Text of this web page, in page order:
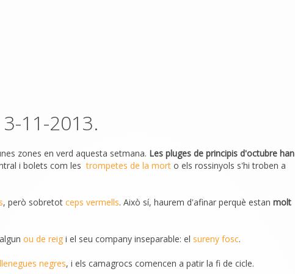
11-2013.
zones en verd aquesta setmana. Les pluges de principis d'octubre han
i bolets com lestrompetes de la mort o els rossinyols s'hi troben a
, però sobretot ceps vermells. Això sí, haurem d'afinar perquè estan molt
ou de reig i el seu company inseparable: el sureny fosc.
llenegues negres, i els camagrocs comencen a patir la fi de cicle.